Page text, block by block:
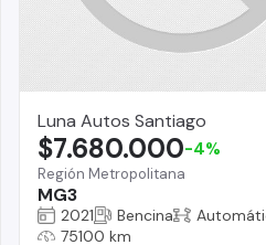
Luna Autos Santiago
Región Metropolitana
MG3
$7.680.000-4%
2021 Bencina
75100 km